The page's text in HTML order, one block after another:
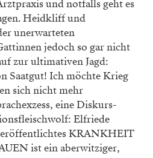
und notfalls geht es
Heidkliff und
unerwarteten
jedoch so gar nicht
zur ultimativen Jagd:
Saatgut! Ich möchte Krieg
sich nicht mehr
eine Diskurs-
Elfriede
KRANKHEIT
ist ein aberwitziger,